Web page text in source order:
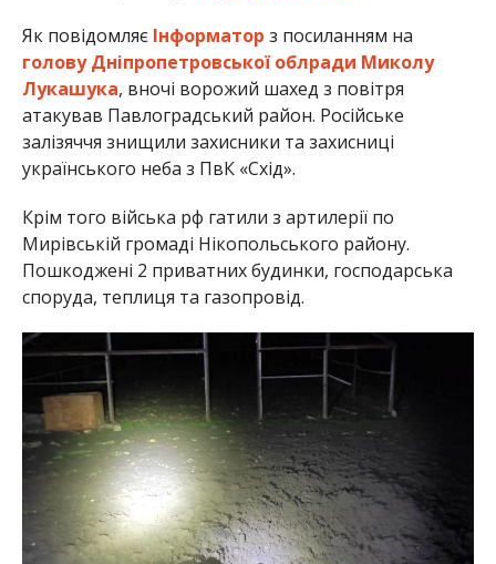
Як повідомляє Інформатор з посиланням на
голову Дніпропетровської облради Миколу
Лукашука, вночі ворожий шахед з повітря
атакував Павлоградський район. Російське
залізяччя знищили захисники та захисниці
українського неба з ПвК «Схід».
Крім того війська рф гатили з артилерії по
Мирівській громаді Нікопольського району.
Пошкоджені 2 приватних будинки, господарська
споруда, теплиця та газопровід.